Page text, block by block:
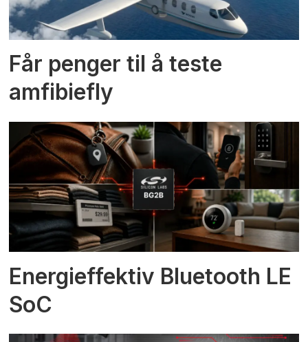
Får penger til å teste
amfibiefly
Energieffektiv Bluetooth LE
SoC